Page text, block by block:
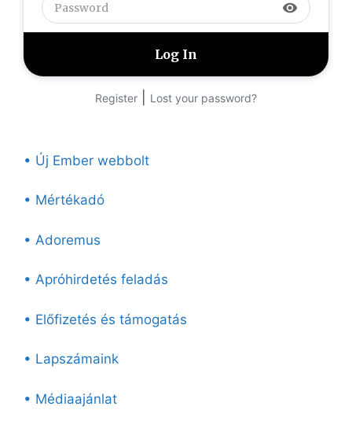
visibility
Register Lost your password?
• Új Ember webbolt
• Mértékadó
• Adoremus
• Apróhirdetés feladás
• Előfizetés és támogatás
• Lapszámaink
• Médiaajánlat